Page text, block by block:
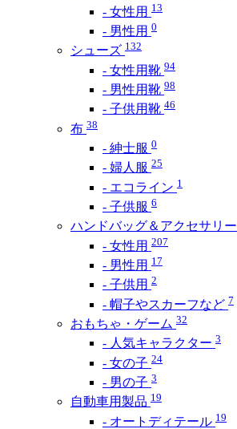
- 女性用 13
- 男性用 0
シューズ 132
- 女性用靴 94
- 男性用靴 98
- 子供用靴 46
布 38
- 紳士服 0
- 婦人服 25
- エコライン 1
- 子供服 6
ハンドバッグ＆アクセサリー
- 女性用 207
- 男性用 17
- 子供用 2
- 帽子やスカーフなど 7
おもちゃ・ゲーム 32
- 人気キャラクター 3
- 女の子 24
- 男の子 3
自動車用製品 19
- オートディテール 19